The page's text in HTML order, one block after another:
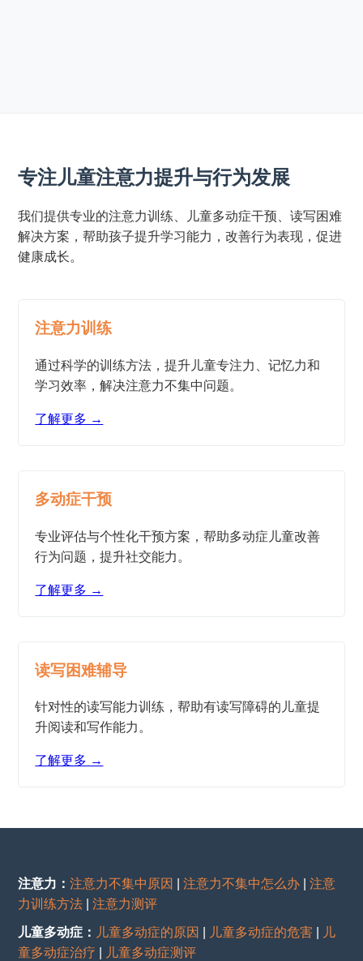
专注儿童注意力提升与行为发展
我们提供专业的注意力训练、儿童多动症干预、读写困难
解决方案，帮助孩子提升学习能力，改善行为表现，促进
健康成长。
注意力训练
通过科学的训练方法，提升儿童专注力、记忆力和
学习效率，解决注意力不集中问题。
了解更多 →
多动症干预
专业评估与个性化干预方案，帮助多动症儿童改善
行为问题，提升社交能力。
了解更多 →
读写困难辅导
针对性的读写能力训练，帮助有读写障碍的儿童提
升阅读和写作能力。
了解更多 →
注意力：注意力不集中原因 |注意力不集中怎么办 |注意
力训练方法 |注意力测评
儿童多动症： 儿童多动症的原因 儿童多动症的危害
儿
童多动症治疗
儿童多动症测评